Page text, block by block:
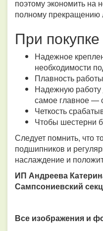
поэтому экономить на
полному
При
Надежное
необходимости
Плавность
Надежную работу
самое главное —
Четкость
Чтобы шестерни
Следует помнить, что
подшипников и
наслаждение и
ИП Андреева
Сампсониевский
Все изображения и